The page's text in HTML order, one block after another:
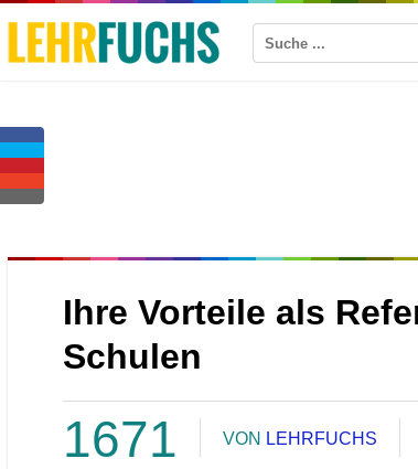
Ihre Vorteile als
Schulen
1671 VON LEHRFUCHS